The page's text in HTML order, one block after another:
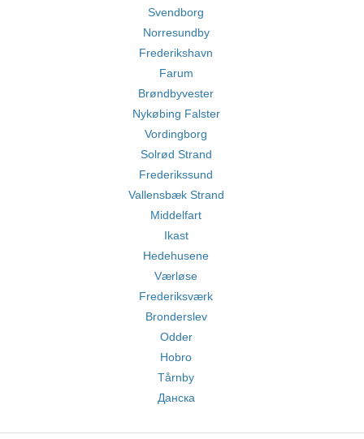
Svendborg
Norresundby
Frederikshavn
Farum
Brøndbyvester
Nykøbing Falster
Vordingborg
Solrød Strand
Frederikssund
Vallensbæk Strand
Middelfart
Ikast
Hedehusene
Værløse
Frederiksværk
Bronderslev
Odder
Hobro
Tårnby
Данска